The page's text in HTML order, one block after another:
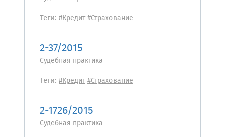
Теги: #Кредит#Страхование
2-37/2015
Судебная практика
Теги: #Кредит#Страхование
2-1726/2015
Судебная практика